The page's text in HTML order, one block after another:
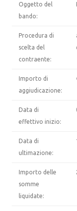
Oggetto del
bando:
Procedura di
scelta del
contraente:
Importo di
aggiudicazione:
Data di
effettivo inizio:
Data di
ultimazione:
Importo delle
somme
liquidate: